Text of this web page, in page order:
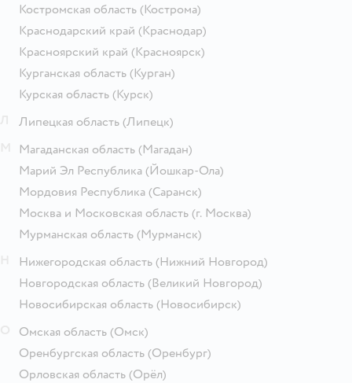
Костромская область (Кострома)
Краснодарский край (Краснодар)
Красноярский край (Красноярск)
Курганская область (Курган)
Курская область (Курск)
Липецкая область (Липецк)
Магаданская область (Магадан)
Марий Эл Республика (Йошкар-Ола)
Мордовия Республика (Саранск)
Москва и Московская область (г. Москва)
Мурманская область (Мурманск)
Нижегородская область (Нижний Новгород)
Новгородская область (Великий Новгород)
Новосибирская область (Новосибирск)
Омская область (Омск)
Оренбургская область (Оренбург)
Орловская область (Орёл)